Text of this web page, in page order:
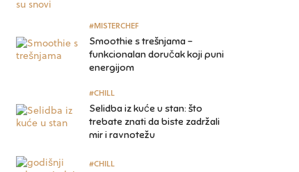
#MISTERCHEF
Smoothie s trešnjama –
funkcionalan doručak koji puni
energijom
#CHILL
Selidba iz kuće u stan: što
trebate znati da biste zadržali
mir i ravnotežu
#CHILL